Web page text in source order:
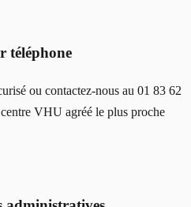
téléphone
ou contactez-nous au 01 83 62
VHU agréé le plus proche